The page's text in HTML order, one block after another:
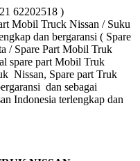
62202518 )
Mobil Truck Nissan / Suku
dan bergaransi ( Spare
/ Spare Part Mobil Truk
spare part Mobil Truk
Nissan, Spare part Truk
dan sebagai
Indonesia terlengkap dan